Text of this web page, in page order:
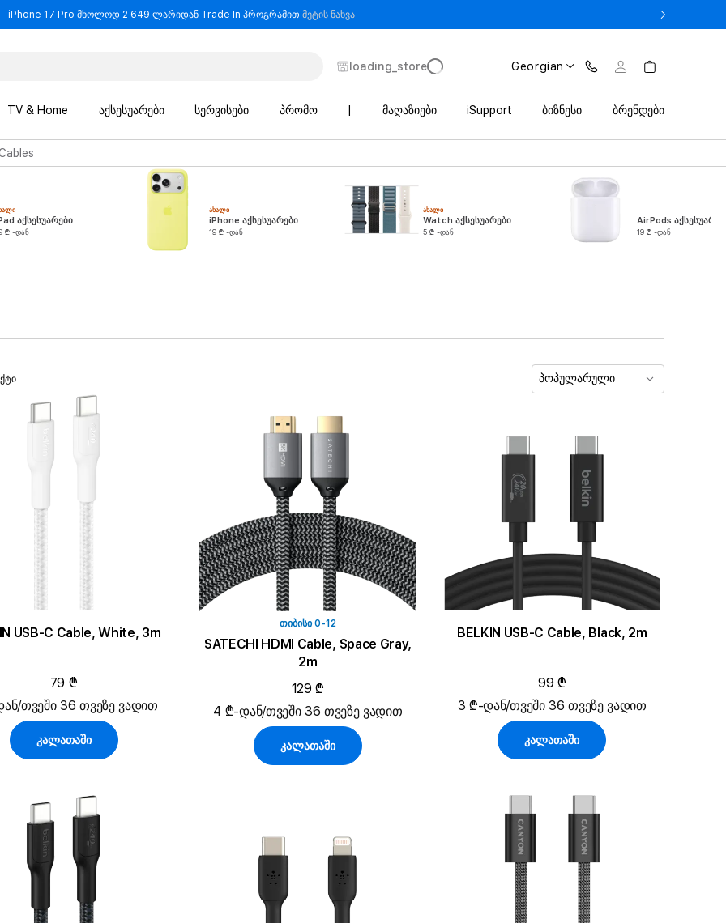
iPhone 17 Pro მხოლოდ 2 649 ლარიდან Trade In პროგრამით მეტის ნახვა- iPhone 17 Pro მხოლოდ 2 649 ლარიდან Trade In პროგრამით
loading_store Georgian
TV & Home აქსესუარები სერვისები პრომო მაღაზიები iSupport ბიზნესი ბრენდები
აქსესუარები
₾ -დან
ᲐᲮᲐᲚᲘ
iPhone აქსესუარები
19 ₾ -დან
ᲐᲮᲐᲚᲘ
Watch აქსესუარები
5 ₾ -დან
AirPods
19 ₾ -დან
პოპულარული
USB-C Cable, White, 3m
79 ₾
თვეში 36 თვეზე ვადით
კალათაში
ᲗᲘᲑᲘᲡᲘ 0-12
SATECHI HDMI Cable, Space Gray,
2m
129 ₾
4 ₾-დან/თვეში 36 თვეზე ვადით
კალათაში
BELKIN USB-C Cable, Black, 2m
99 ₾
3 ₾-დან/თვეში 36 თვეზე ვადით
კალათაში